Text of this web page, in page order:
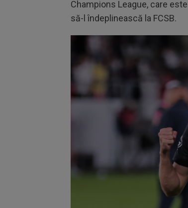
Champions League, care
să-l îndeplinească la FCSB.